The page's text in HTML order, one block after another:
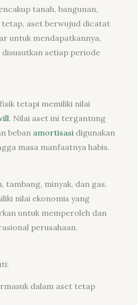
tanah, bangunan,
tetap, aset berwujud dicatat
untuk mendapatkannya,
setiap periode
tetapi memiliki nilai
. Nilai aset ini tergantung
beban amortisasi digunakan
masa manfaatnya habis.
tambang, minyak, dan gas.
nilai ekonomis yang
untuk memperoleh dan
perusahaan.
dalam aset tetap